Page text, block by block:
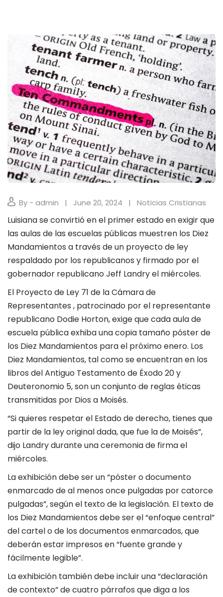
By - admin June 20, 2024 Noticias Cristianas
Luisiana se convirtió en el primer estado en exigir que
las aulas de las escuelas públicas muestren los Diez
Mandamientos a través de un proyecto de ley
respaldado por los republicanos y firmado por el
gobernador republicano Jeff Landry el miércoles.
El Proyecto de Ley 71 de la Cámara de
Representantes , patrocinado por el representante
republicano Dodie Horton, exige que cada aula de
escuela pública exhiba una copia tamaño póster de
los Diez Mandamientos para el próximo enero. Los
Diez Mandamientos, tal como se encuentran en los
libros del Antiguo Testamento de Éxodo 20 y
Deuteronomio 5, son un conjunto de reglas éticas
transmitidas por Dios a Moisés.
“Si quieres respetar el Estado de derecho, tienes que
partir de la ley original dada, que fue la de Moisés”,
dijo Landry durante una ceremonia de firma el
miércoles.
La exhibición debe ser un “póster o documento
enmarcado de al menos once pulgadas por catorce
pulgadas”, según el texto de la legislación. El texto de
los Diez Mandamientos debe ser el “enfoque central”
del cartel o de los documentos enmarcados, que
deberán estar impresos en “fuente grande y
fácilmente legible”.
La exhibición también debe incluir una “declaración
de contexto” de cuatro párrafos que diga a los